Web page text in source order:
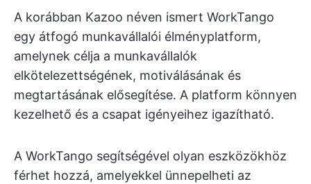
A korábban Kazoo néven ismert WorkTango
egy átfogó munkavállalói élményplatform,
amelynek célja a munkavállalók
elkötelezettségének, motiválásának és
megtartásának elősegítése. A platform könnyen
kezelhető és a csapat igényeihez igazítható.
A WorkTango segítségével olyan eszközökhöz
férhet hozzá, amelyekkel ünnepelheti az